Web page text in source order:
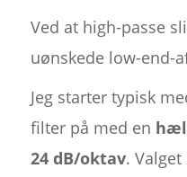
Ved at high-passe
uønskede low-end-
Jeg starter typisk
filter på med en
24 dB/oktav.